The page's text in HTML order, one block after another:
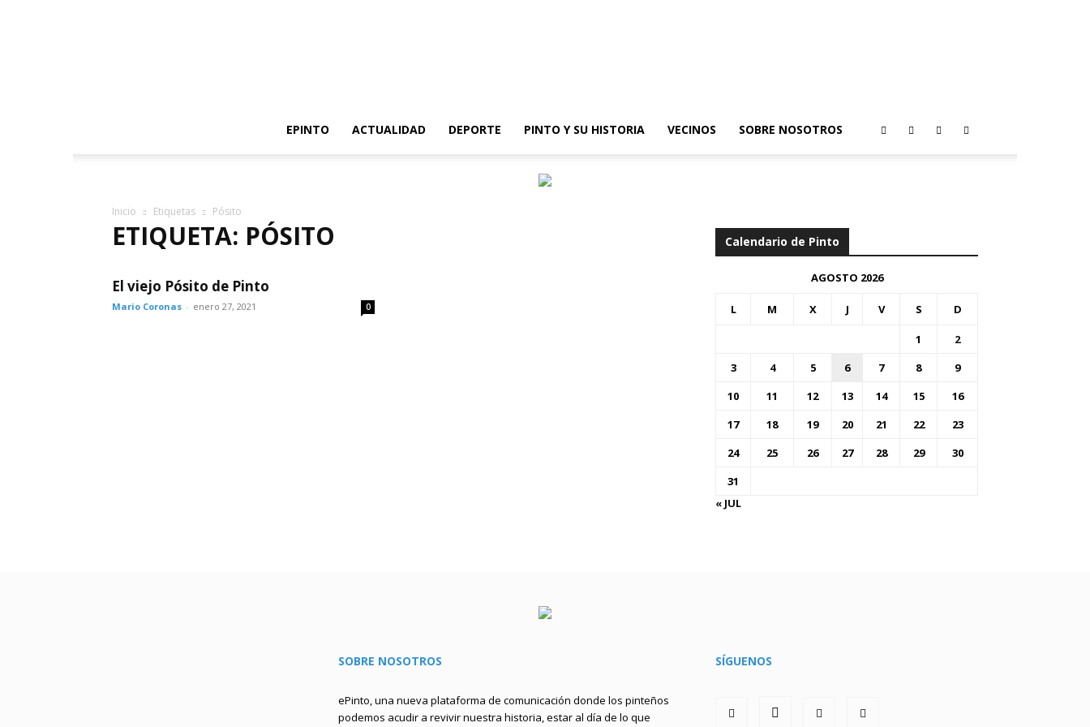
EPINTO
ACTUALIDAD DEPORTE PINTO Y SU HISTORIA VECINOS SOBRE NOSOTROS
Inicio Etiquetas Pósito
ETIQUETA: PÓSITO
El viejo Pósito de Pinto
Mario Coronas - enero 27, 2021 0
Calendario de Pinto
AGOSTO 2026
L M X J V S D
1
2
3
4 5 6 7 8
9
10
11 12 13 14 15
16
17
18 19 20 21 22
23
24
25 26 27 28 29
30
31
« JUL
SOBRE NOSOTROS
ePinto, una nueva plataforma de comunicación donde los pinteños
podemos acudir a revivir nuestra historia, estar al día de lo que
SÍGUENOS